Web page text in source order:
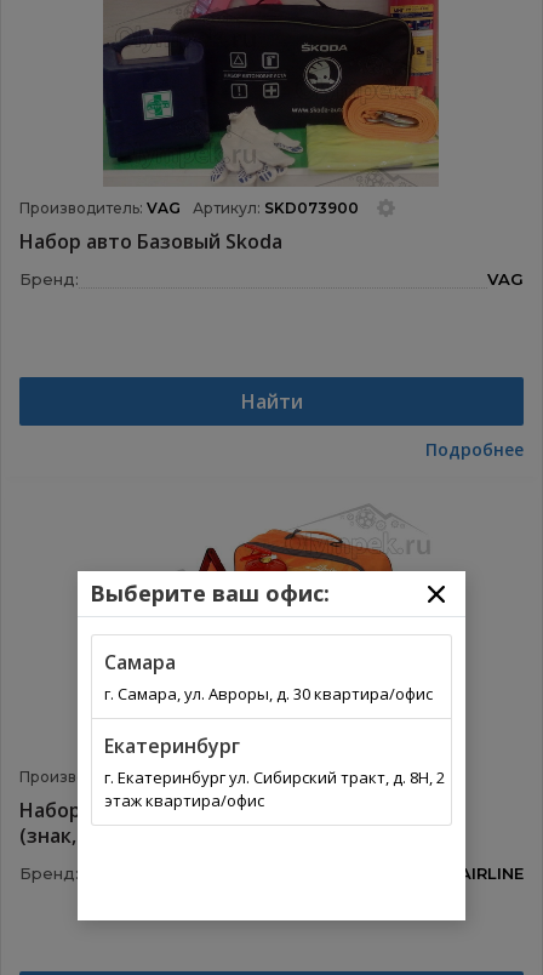
Производитель: VAG Артикул: SKD073900
Набор авто Базовый Skoda
Бренд: VAG
Найти
Подробнее
Производитель:AIRLINE Артикул:ANA01
Набор автомобилиста "Техосмотр"
(знак,аптечка,огнетуш,перч.) (ANA-01)
Бренд: AIRLINE
Выберите ваш офис:
Самара
г. Самара, ул. Авроры, д. 30 квартира/офис
Екатеринбург
г. Екатеринбург ул. Сибирский тракт, д. 8Н, 2
этаж квартира/офис